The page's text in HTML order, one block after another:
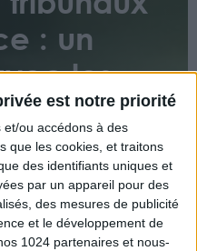
est notre priorité
et/ou accédons à des
que les cookies, et traitons
des identifiants uniques et
par un appareil pour des
des mesures de publicité
et le développement de
1024 partenaires et nous-
: un
les